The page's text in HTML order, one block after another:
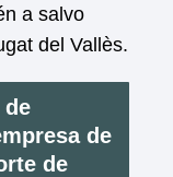
a salvo
del Vallès.
de
de
de